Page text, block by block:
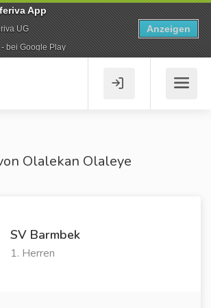
Olalekan Olaleye
SV Barmbek
1. Herren
App
UG
bei Google Play
Anzeigen